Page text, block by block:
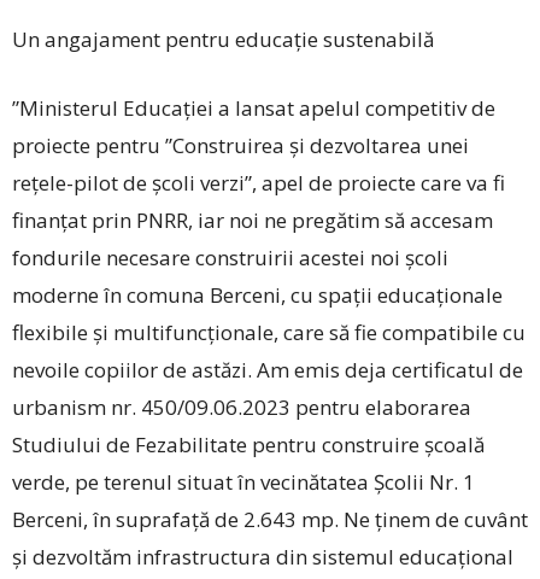
Un angajament pentru educație sustenabilă
”Ministerul Educației a lansat apelul competitiv de
proiecte pentru ”Construirea și dezvoltarea unei
rețele-pilot de școli verzi”, apel de proiecte care va fi
finanțat prin PNRR, iar noi ne pregătim să accesam
fondurile necesare construirii acestei noi școli
moderne în comuna Berceni, cu spații educaționale
flexibile și multifuncționale, care să fie compatibile cu
nevoile copiilor de astăzi. Am emis deja certificatul de
urbanism nr. 450/09.06.2023 pentru elaborarea
Studiului de Fezabilitate pentru construire școală
verde, pe terenul situat în vecinătatea Școlii Nr. 1
Berceni, în suprafață de 2.643 mp. Ne ținem de cuvânt
și dezvoltăm infrastructura din sistemul educațional